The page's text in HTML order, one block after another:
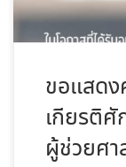
ขอแสดง
เกียรติศั
ผู้ช่วยศา